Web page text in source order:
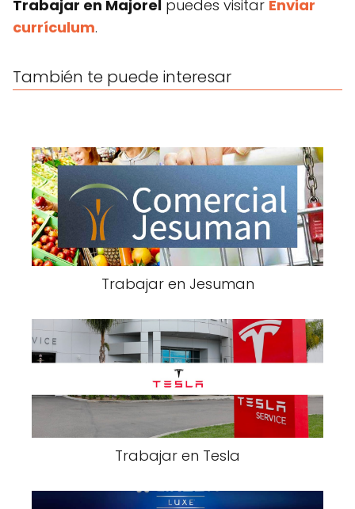
Trabajar en Majorel puedes visitar Enviar
currículum.
También te puede interesar
Trabajar en Jesuman
Trabajar en Tesla